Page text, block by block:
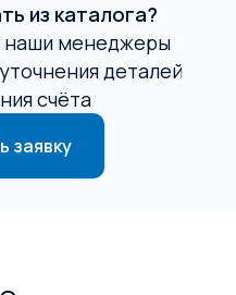
из каталога?
наши менеджеры
деталей
счёта
заявку